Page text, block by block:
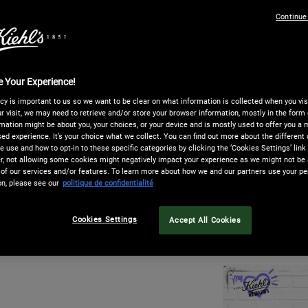
PAYEZ PLUS TARD​
paiement en 4 X sans frais avec Paypal
sur la page de paiement.
Your Experience!
is important to us so we want to be clear on what information is collected when you
visit, we may need to retrieve and/or store your browser information, mostly in the
might be about you, your choices, or your device and is mostly used to offer you a
experience. It’s your choice what we collect. You can find out more about the
use and how to opt-in to these specific categories by clicking the ‘Cookies Settings’ link
not allowing some cookies might negatively impact your experience as we might not
our services and/or features. To learn more about how we and our partners use your
please see our politique de confidentialité
Cookies Settings Accept All Cookies